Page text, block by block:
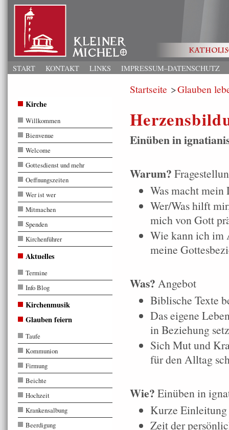
START KONTAKT LINKS IMPRESSUM–DATENSCHUTZ
Startseite Glauben
Einüben in
Warum?
Was macht mein
Wer/Was hilft
mich von Gott
Wie kann ich im
meine
Was? Angebot
Biblische Texte
Das eigene
in Beziehung
Sich Mut und
für den Alltag
Wie? Einüben in
Kurze
Zeit der
Kirche
Willkommen
Bienvenue
Welcome
Gottesdienst und mehr
Oeffnungszeiten
Wer ist wer
Mitmachen
Spenden
Kirchenführer
Aktuelles
Termine
Info Blog
Kirchenmusik
Glauben feiern
Taufe
Kommunion
Firmung
Beichte
Hochzeit
Krankensalbung
Beerdigung